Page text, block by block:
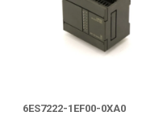
6ES7222-1EF00-0XA0